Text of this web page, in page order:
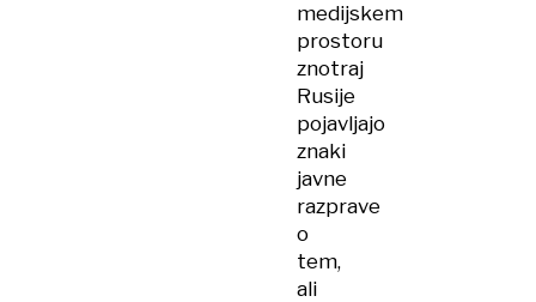
medijskem
prostoru
znotraj
Rusije
pojavljajo
znaki
javne
razprave
o
tem,
ali